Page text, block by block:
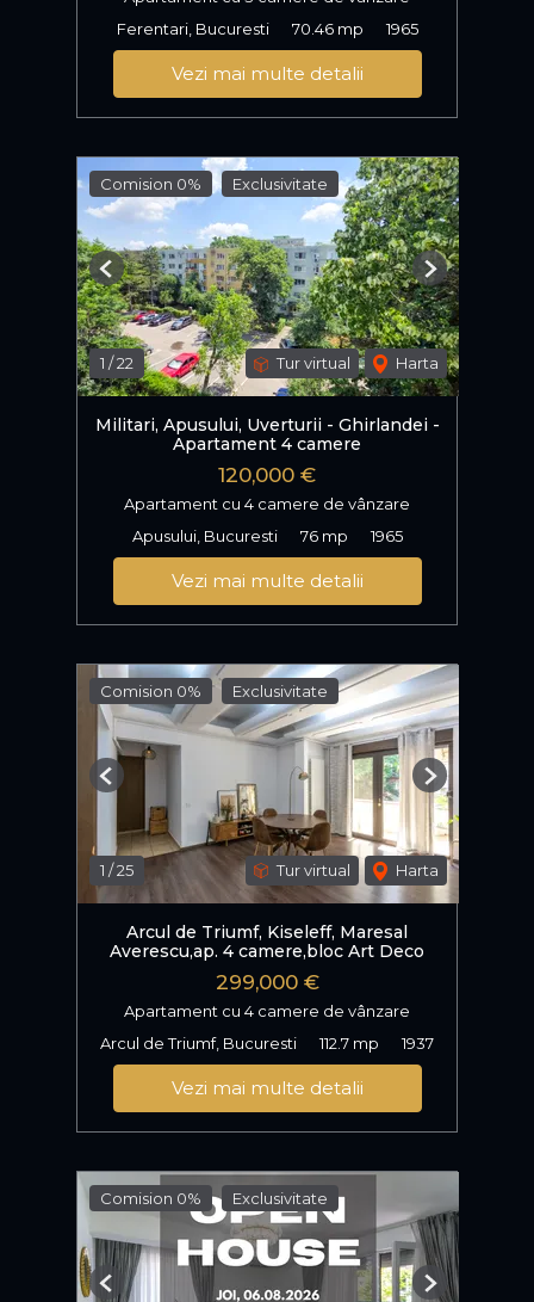
Ferentari, Bucuresti
70.46 mp 1965
Vezi mai multe detalii
Comision 0% Exclusivitate
1 /22 Tur virtual Harta
Previous Next
Militari, Apusului, Uverturii - Ghirlandei -
Apartament 4 camere
120,000 €
Apartament cu 4 camere de vânzare
Apusului, Bucuresti
76 mp 1965
Vezi mai multe detalii
Comision 0% Exclusivitate
1 /25 Tur virtual Harta
Previous Next
Arcul de Triumf, Kiseleff, Maresal
Averescu,ap. 4 camere,bloc Art Deco
299,000 €
Apartament cu 4 camere de vânzare
Arcul de Triumf, Bucuresti
112.7 mp 1937
Vezi mai multe detalii
Comision 0% Exclusivitate
Previous Next